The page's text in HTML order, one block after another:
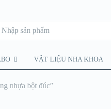
VẬT LIỆU NHA KHOA
nhựa bột đúc”